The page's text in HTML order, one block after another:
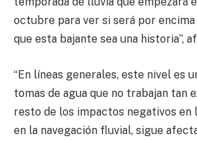
octubre para ver si será por
que esta bajante sea una historia”,
“En líneas generales, este nivel es
tomas de agua que no trabajan tan
resto de los impactos negativos en
en la navegación fluvial, sigue